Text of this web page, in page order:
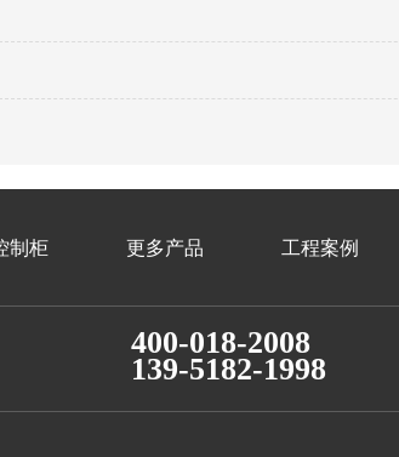
制柜 更多产品 工程案例
400-018-2008
139-5182-1998